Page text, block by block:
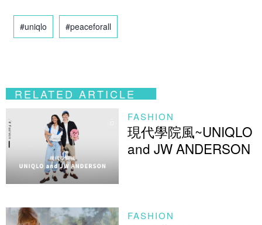
#uniqlo #peaceforall
RELATED ARTICLE
FASHION
現代學院風~UNIQLO
and JW ANDERSON
FASHION